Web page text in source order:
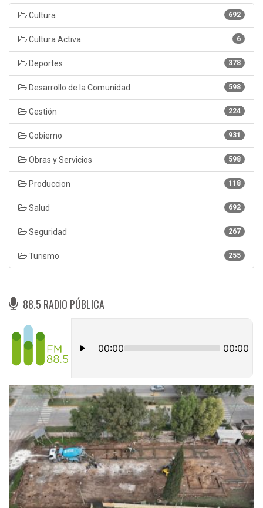
692
Cultura
6
Cultura Activa
378
Deportes
598
Desarrollo de la Comunidad
224
Gestión
931
Gobierno
598
Obras y Servicios
118
Produccion
692
Salud
267
Seguridad
255
Turismo
88.5 RADIO PÚBLICA